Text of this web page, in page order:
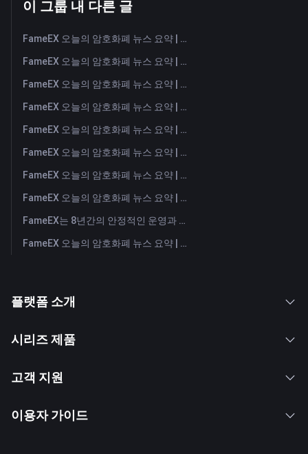
이 그룹 내 다른 글
FameEX 오늘의 암호화폐 뉴스 요약 | 2026년 8월 7일
FameEX 오늘의 암호화폐 뉴스 요약 | 2026년 8월 6일
FameEX 오늘의 암호화폐 뉴스 요약 | 2026년 8월 5일
FameEX 오늘의 암호화폐 뉴스 요약 | 2026년 8월 4일
FameEX 오늘의 암호화폐 뉴스 요약 | 2026년 8월 3일
FameEX 오늘의 암호화폐 뉴스 요약 | 2026년 7월 31일
FameEX 오늘의 암호화폐 뉴스 요약 | 2026년 7월 30일
FameEX 오늘의 암호화폐 뉴스 요약 | 2026년 7월 29일
FameEX는 8년간의 안정적인 운영과 글로벌 성장을 통해 사용자 신뢰를 더욱 강화했습니다
FameEX 오늘의 암호화폐 뉴스 요약 | 2026년 7월 28일
플랫폼 소개
시리즈 제품
고객 지원
이용자 가이드